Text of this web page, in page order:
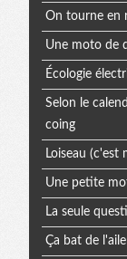
On tourne en
Une moto de
Écologie
Selon le
coing
Loiseau (c'est
Une petite
La seule
Ça bat de l'aile